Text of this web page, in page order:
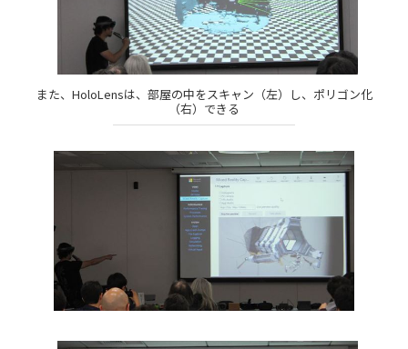
また、HoloLensは、部屋の中をスキャン（左）し、ポリゴン化
（右）できる